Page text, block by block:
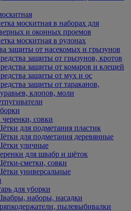
москитная в наборах для
и оконных проемов
москитная в рулонах
защиты от насекомых и грызунов
защиты от грызунов, кротов
защиты от комаров и клещей
защиты от мух и ос
защиты от тараканов,
клопов, моли
совки
для подметания пластик
для подметания деревянные
уличные
для швабр и щёток
сметки, совки
универсальные
для уборки
наборы, насадки
пылевыбивалки